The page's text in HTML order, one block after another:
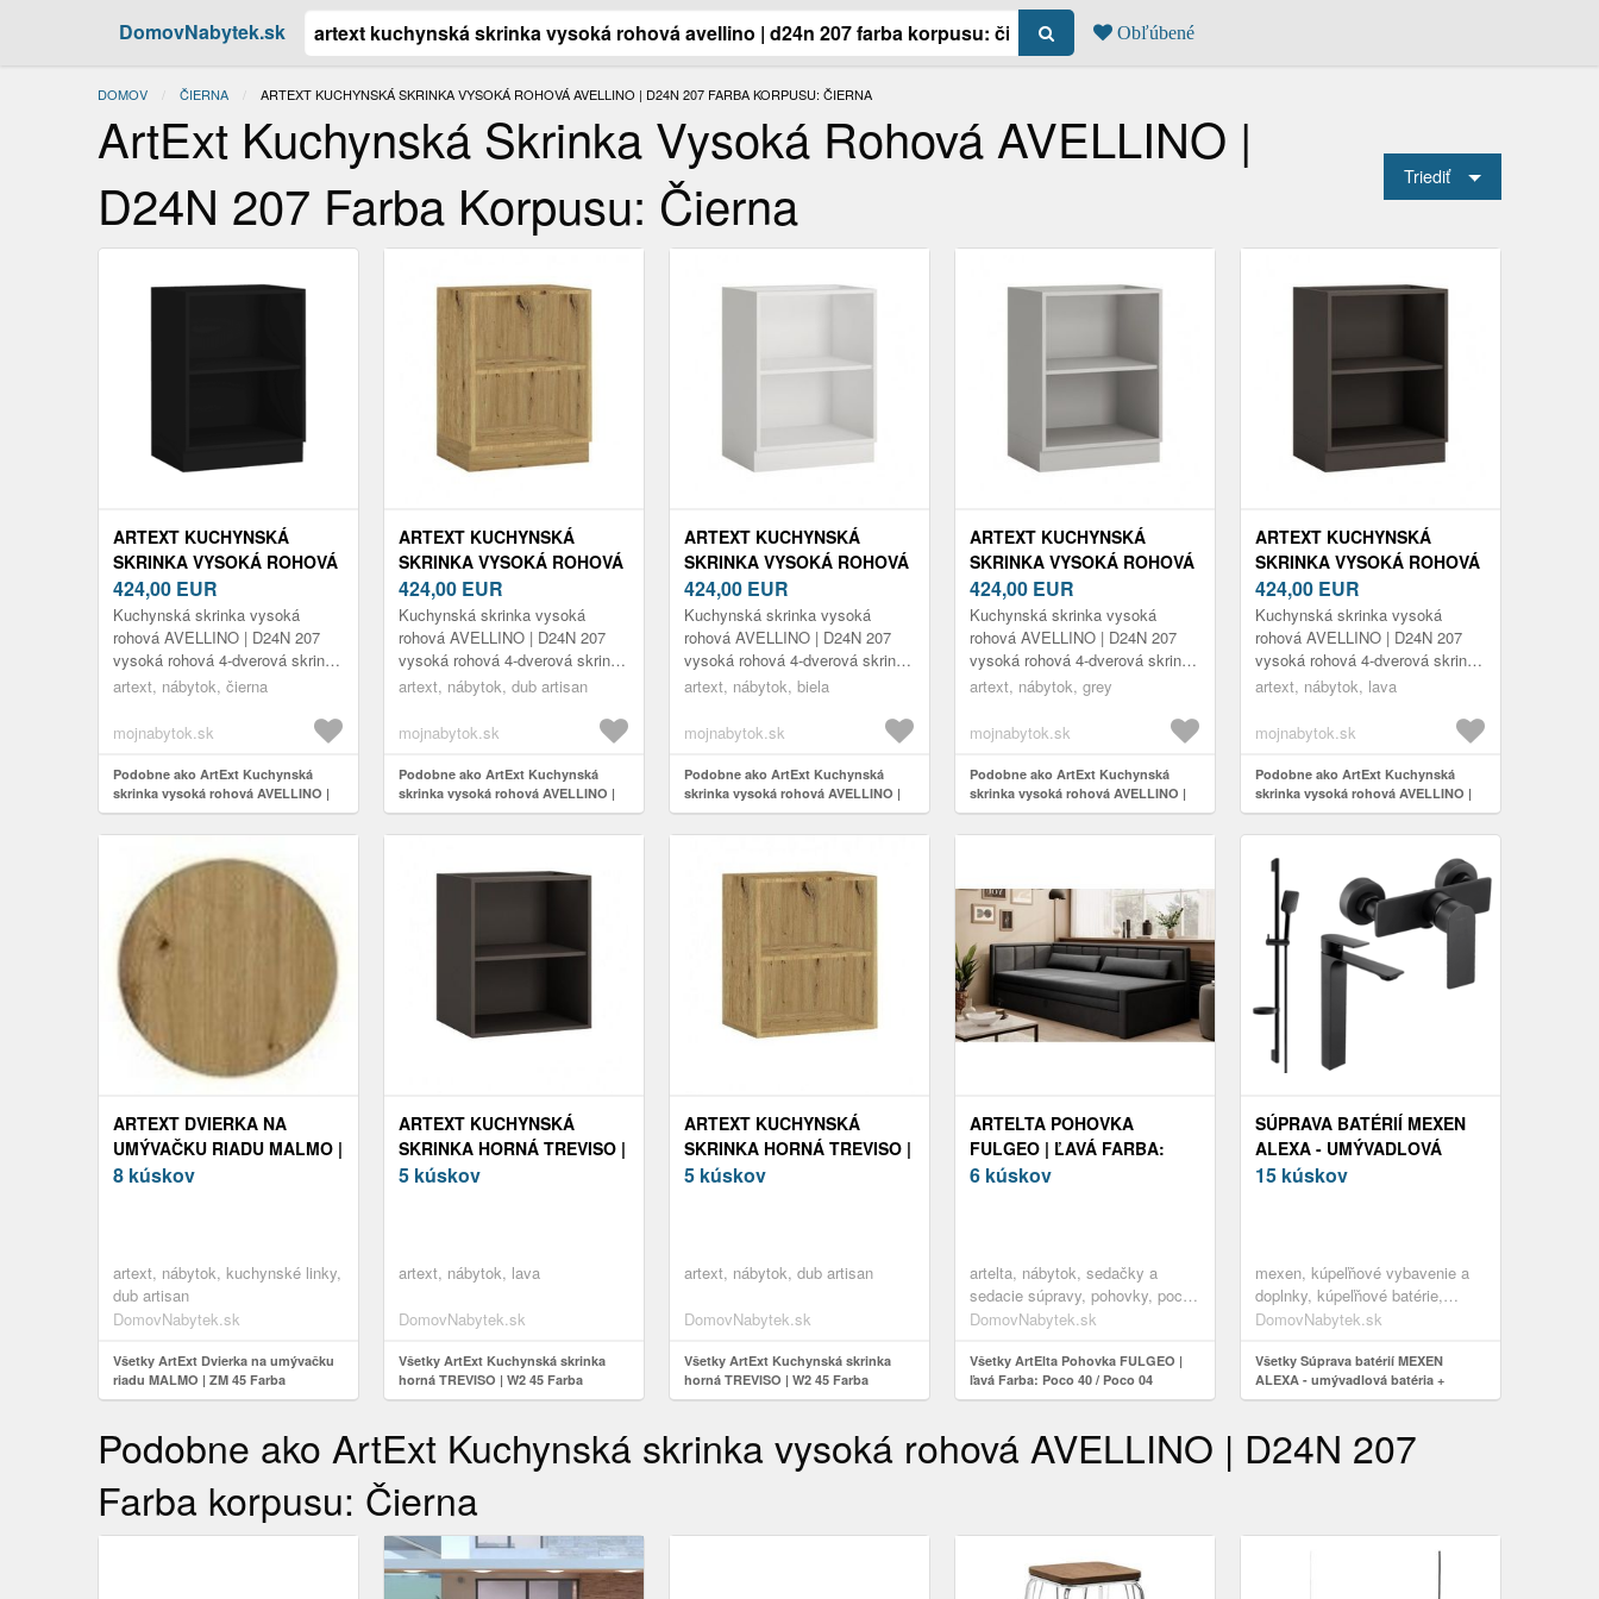
DomovNabytek.sk Obľúbené
DOMOV ČIERNA ACTUAL:
ARTEXT KUCHYNSKÁ SKRINKA VYSOKÁ ROHOVÁ AVELLINO | D24N 207 FARBA KORPUSU: ČIERNA
ArtExt Kuchynská Skrinka Vysoká Rohová AVELLINO |
D24N 207 Farba Korpusu: Čierna
Triediť
ARTEXT KUCHYNSKÁ
SKRINKA VYSOKÁ ROHOVÁ
AVELLINO | D24N 207
FARBA KORPUSU: ČIERNA
424,00 EUR
Kuchynská skrinka vysoká
rohová AVELLINO | D24N 207
vysoká rohová 4-dverová skrinka
s policami nosnosť vnútorných
výb...
artext, nábytok, čierna
mojnabytok.sk
Podobne ako ArtExt Kuchynská
skrinka vysoká rohová AVELLINO |
D24N 207 Farba korpusu: Čierna
ARTEXT KUCHYNSKÁ
SKRINKA VYSOKÁ ROHOVÁ
AVELLINO | D24N 207
FARBA KORPUSU: DUB
ARTISAN
424,00 EUR
Kuchynská skrinka vysoká
rohová AVELLINO | D24N 207
vysoká rohová 4-dverová skrinka
s policami nosnosť vnútorných
výb...
artext, nábytok, dub artisan
mojnabytok.sk
Podobne ako ArtExt Kuchynská
skrinka vysoká rohová AVELLINO |
D24N 207 Farba korpusu: Dub
artisan
ARTEXT KUCHYNSKÁ
SKRINKA VYSOKÁ ROHOVÁ
AVELLINO | D24N 207
FARBA KORPUSU: BIELA
424,00 EUR
Kuchynská skrinka vysoká
rohová AVELLINO | D24N 207
vysoká rohová 4-dverová skrinka
s policami nosnosť vnútorných
výb...
artext, nábytok, biela
mojnabytok.sk
Podobne ako ArtExt Kuchynská
skrinka vysoká rohová AVELLINO |
D24N 207 Farba korpusu: Biela
ARTEXT KUCHYNSKÁ
SKRINKA VYSOKÁ ROHOVÁ
AVELLINO | D24N 207
FARBA KORPUSU: GREY
424,00 EUR
Kuchynská skrinka vysoká
rohová AVELLINO | D24N 207
vysoká rohová 4-dverová skrinka
s policami nosnosť vnútorných
výb...
artext, nábytok, grey
mojnabytok.sk
Podobne ako ArtExt Kuchynská
skrinka vysoká rohová AVELLINO |
D24N 207 Farba korpusu: Grey
ARTEXT KUCHYNSKÁ
SKRINKA VYSOKÁ ROHOVÁ
AVELLINO | D24N 207
FARBA KORPUSU: LAVA
424,00 EUR
Kuchynská skrinka vysoká
rohová AVELLINO | D24N 207
vysoká rohová 4-dverová skrinka
s policami nosnosť vnútorných
výb...
artext, nábytok, lava
mojnabytok.sk
Podobne ako ArtExt Kuchynská
skrinka vysoká rohová AVELLINO |
D24N 207 Farba korpusu: Lava
ARTEXT DVIERKA NA
UMÝVAČKU RIADU MALMO |
ZM 45 FARBA KORPUSU:
8 kúskov
artext, nábytok, kuchynské linky,
dub artisan
DomovNabytek.sk
Všetky ArtExt Dvierka na umývačku
riadu MALMO | ZM 45 Farba
korpusu: Dub artisan
ARTEXT KUCHYNSKÁ
SKRINKA HORNÁ TREVISO |
W2 45 FARBA KORPUSU:
5 kúskov
artext, nábytok, lava
DomovNabytek.sk
Všetky ArtExt Kuchynská skrinka
horná TREVISO | W2 45 Farba
korpusu: Lava
ARTEXT KUCHYNSKÁ
SKRINKA HORNÁ TREVISO |
W2 45 FARBA KORPUSU:
5 kúskov
artext, nábytok, dub artisan
DomovNabytek.sk
Všetky ArtExt Kuchynská skrinka
horná TREVISO | W2 45 Farba
korpusu: Dub artisan
ARTELTA POHOVKA
FULGEO | ĽAVÁ FARBA:
POCO 40 / POCO 04
6 kúskov
artelta, nábytok, sedačky a
sedacie súpravy, pohovky, poco
40 / poco 04, látka
DomovNabytek.sk
Všetky ArtElta Pohovka FULGEO |
ľavá Farba: Poco 40 / Poco 04
SÚPRAVA BATÉRIÍ MEXEN
ALEXA - UMÝVADLOVÁ
BATÉRIA + SPRCHOVÁ
15 kúskov
mexen, kúpeľňové vybavenie a
doplnky, kúpeľňové batérie,
súpravy batérií
DomovNabytek.sk
Všetky Súprava batérií MEXEN
ALEXA - umývadlová batéria +
sprchová batéria so sprchou čierna
Podobne ako ArtExt Kuchynská skrinka vysoká rohová AVELLINO | D24N 207
Farba korpusu: Čierna